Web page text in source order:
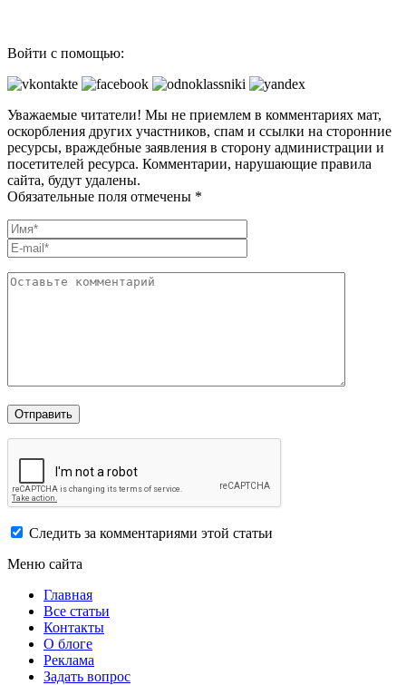
Войти с помощью:
Уважаемые читатели! Мы не приемлем в комментариях мат,
оскорбления других участников, спам и ссылки на сторонние
ресурсы, враждебные заявления в сторону администрации и
посетителей ресурса. Комментарии, нарушающие правила
сайта, будут удалены.
Обязательные поля отмечены *
Следить за комментариями этой статьи
Меню сайта
Главная
Все статьи
Контакты
О блоге
Реклама
Задать вопрос